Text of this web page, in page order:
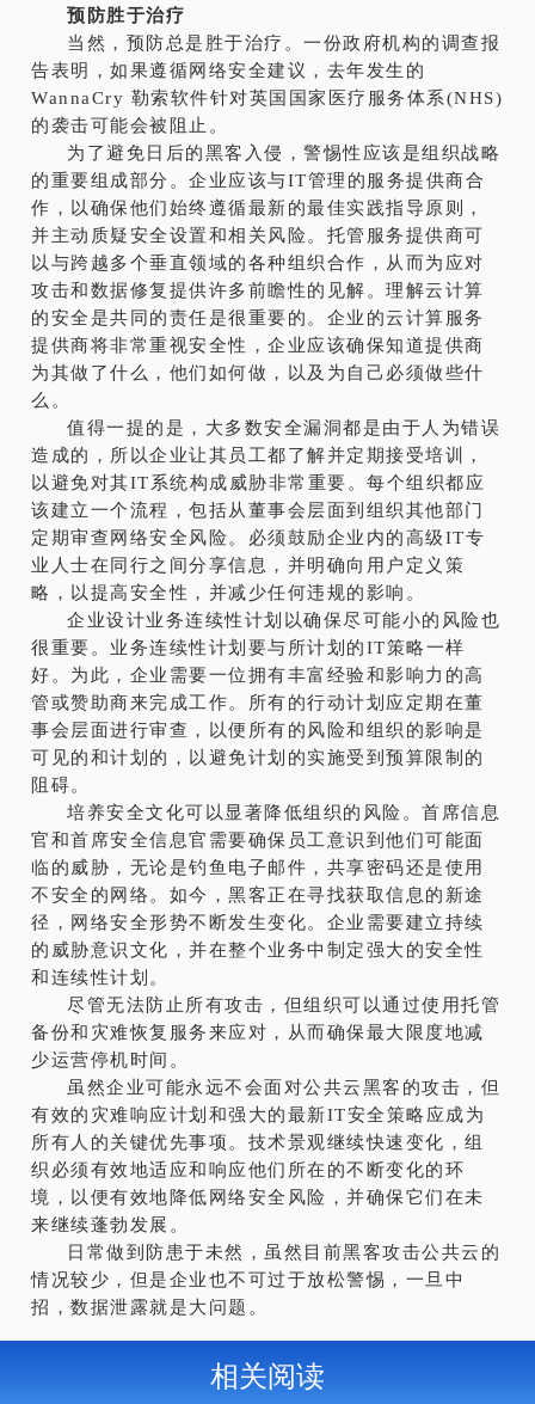
预防胜于治疗
当然，预防总是胜于治疗。一份政府机构的调查报
告表明，如果遵循网络安全建议，去年发生的
WannaCry 勒索软件针对英国国家医疗服务体系(NHS)
的袭击可能会被阻止。
为了避免日后的黑客入侵，警惕性应该是组织战略
的重要组成部分。企业应该与IT管理的服务提供商合
作，以确保他们始终遵循最新的最佳实践指导原则，
并主动质疑安全设置和相关风险。托管服务提供商可
以与跨越多个垂直领域的各种组织合作，从而为应对
攻击和数据修复提供许多前瞻性的见解。理解云计算
的安全是共同的责任是很重要的。企业的云计算服务
提供商将非常重视安全性，企业应该确保知道提供商
为其做了什么，他们如何做，以及为自己必须做些什
么。
值得一提的是，大多数安全漏洞都是由于人为错误
造成的，所以企业让其员工都了解并定期接受培训，
以避免对其IT系统构成威胁非常重要。每个组织都应
该建立一个流程，包括从董事会层面到组织其他部门
定期审查网络安全风险。必须鼓励企业内的高级IT专
业人士在同行之间分享信息，并明确向用户定义策
略，以提高安全性，并减少任何违规的影响。
企业设计业务连续性计划以确保尽可能小的风险也
很重要。业务连续性计划要与所计划的IT策略一样
好。为此，企业需要一位拥有丰富经验和影响力的高
管或赞助商来完成工作。所有的行动计划应定期在董
事会层面进行审查，以便所有的风险和组织的影响是
可见的和计划的，以避免计划的实施受到预算限制的
阻碍。
培养安全文化可以显著降低组织的风险。首席信息
官和首席安全信息官需要确保员工意识到他们可能面
临的威胁，无论是钓鱼电子邮件，共享密码还是使用
不安全的网络。如今，黑客正在寻找获取信息的新途
径，网络安全形势不断发生变化。企业需要建立持续
的威胁意识文化，并在整个业务中制定强大的安全性
和连续性计划。
尽管无法防止所有攻击，但组织可以通过使用托管
备份和灾难恢复服务来应对，从而确保最大限度地减
少运营停机时间。
虽然企业可能永远不会面对公共云黑客的攻击，但
有效的灾难响应计划和强大的最新IT安全策略应成为
所有人的关键优先事项。技术景观继续快速变化，组
织必须有效地适应和响应他们所在的不断变化的环
境，以便有效地降低网络安全风险，并确保它们在未
来继续蓬勃发展。
日常做到防患于未然，虽然目前黑客攻击公共云的
情况较少，但是企业也不可过于放松警惕，一旦中
招，数据泄露就是大问题。
相关阅读